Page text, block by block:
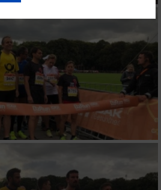
Anbieter)
Zwecke:
auf Informationen
Daten zur Auswahl
für personalisierte